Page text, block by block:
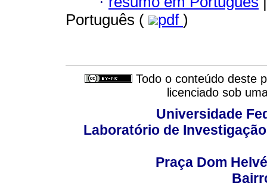
Português (
pdf )
Todo o conteúdo deste
licenciado sob
Universidade
Laboratório de
Praça Dom